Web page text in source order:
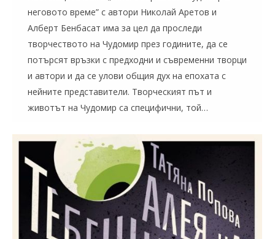
неговото време” с автори Николай Аретов и
Алберт Бенбасат има за цел да проследи
творчеството на Чудомир през годините, да се
потърсят връзки с предходни и съвременни творци
и автори и да се улови общия дух на епохата с
нейните представители. Творческият път и
животът на Чудомир са специфични, той…